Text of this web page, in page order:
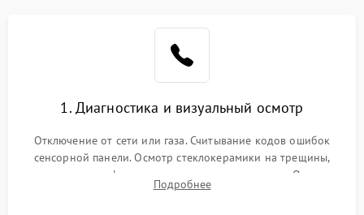
1. Диагностика и визуальный осмотр
Отключение от сети или газа. Считывание кодов ошибок
сенсорной панели. Осмотр стеклокерамики на трещины,
проверка конфорок на равномерность нагрева. Опрос
клиента о симптомах (не включается, не видит посуду,
Подробнее